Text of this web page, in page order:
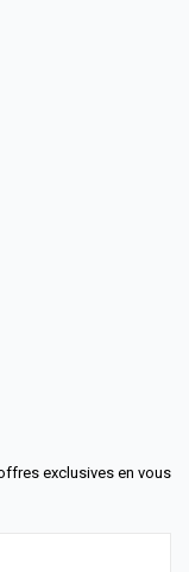
exclusives en vous